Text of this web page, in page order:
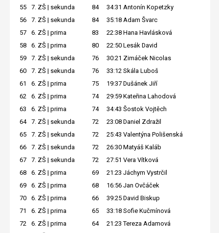
55
7. ZŠ | sekunda 84 34:31 Antonín Kopetzky
56
7. ZŠ | sekunda 84 35:18 Adam Švarc
57
6. ZŠ | prima 83 22:38 Hana Havlásková
58
6. ZŠ | prima 80 22:50 Lesák David
59
7. ZŠ | sekunda 76 30:21 Zimáček Nicolas
60
7. ZŠ | sekunda 76 33:12 Skála Luboš
61
6. ZŠ | prima 75 19:37 Dušánek Jiří
62
6. ZŠ | prima 74 29:59 Kateřina Lahodová
63
6. ZŠ | prima 74 34:43 Šostok Vojtěch
64
7. ZŠ | sekunda 72 23:08 Daniel Zdražil
65
7. ZŠ | sekunda 72 25:43 Valentýna Polišenská
66
7. ZŠ | sekunda 72 26:30 Matyáš Kaláb
67
7. ZŠ | sekunda 72 27:51 Vera Vítková
68
6. ZŠ | prima 69 21:23 Jáchym Vystrčil
69
6. ZŠ | prima 68 16:56 Jan Ovčáček
70
6. ZŠ | prima 66 39:25 David Biskup
71
6. ZŠ | prima 65 33:18 Sofie Kučmínová
72
6. ZŠ | prima 64 21:23 Tereza Adamová